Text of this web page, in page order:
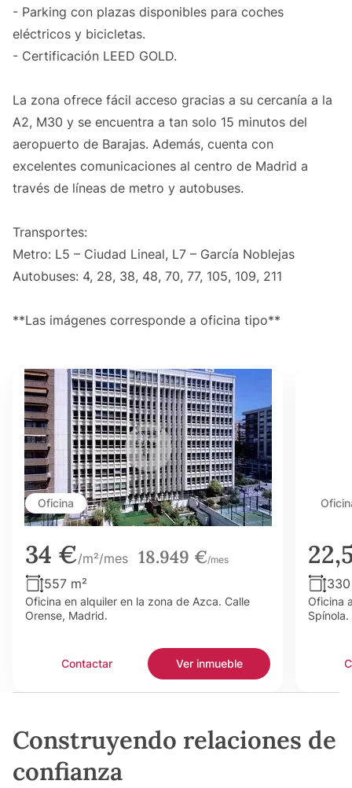
- Parking con plazas disponibles para coches
eléctricos y bicicletas.
- Certificación LEED GOLD.
La zona ofrece fácil acceso gracias a su cercanía a la
A2, M30 y se encuentra a tan solo 15 minutos del
aeropuerto de Barajas. Además, cuenta con
excelentes comunicaciones al centro de Madrid a
través de líneas de metro y autobuses.
Transportes:
Metro: L5 – Ciudad Lineal, L7 – García Noblejas
Autobuses: 4, 28, 38, 48, 70, 77, 105, 109, 211
**Las imágenes corresponde a oficina tipo**
Oficina
34 €/m²/mes 18.949 €/mes
557 m²
Oficina en alquiler en la zona de Azca. Calle
Orense, Madrid.
Contactar Ver inmueble
Oficina
Spínola.
Construyendo relaciones de
confianza